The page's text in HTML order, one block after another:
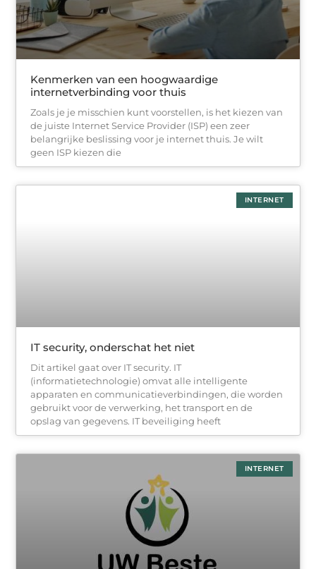
Kenmerken van een hoogwaardige
internetverbinding voor thuis
Zoals je je misschien kunt voorstellen, is het kiezen van
de juiste Internet Service Provider (ISP) een zeer
belangrijke beslissing voor je internet thuis. Je wilt
geen ISP kiezen die
INTERNET
IT security, onderschat het niet
Dit artikel gaat over IT security. IT
(informatietechnologie) omvat alle intelligente
apparaten en communicatieverbindingen, die worden
gebruikt voor de verwerking, het transport en de
opslag van gegevens. IT beveiliging heeft
INTERNET